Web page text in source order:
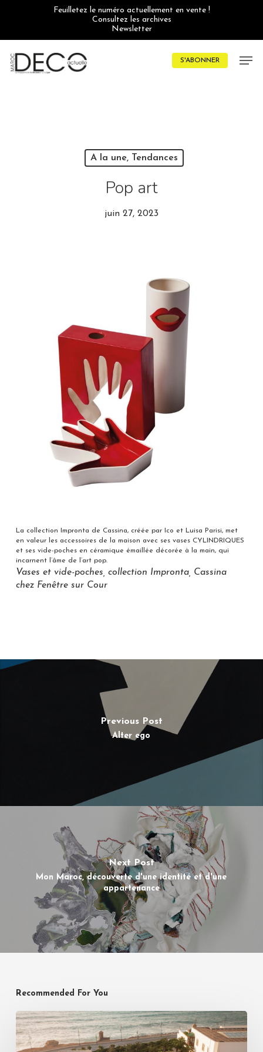
Feuilletez le numéro actuellement en vente !
Consultez les archives
Newsletter
S'ABONNER
A la une, Tendances
Pop art
juin 27, 2023
La collection Impronta de Cassina, créée par Ico et Luisa Parisi, met
en valeur les accessoires de la maison avec ses vases CYLINDRIQUES
et ses vide-poches en céramique émaillée décorée à la main, qui
incarnent l’âme de l’art pop.
Vases et vide-poches, collection Impronta, Cassina
chez Fenêtre sur Cour
Previous Post
Alter ego
Next Post
Mon Maroc, découverte d'une identité et d'une
appartenance
Recommended For You